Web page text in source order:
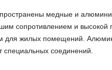
медные и
сопротивлением и высокой
для жилых помещений.
специальных соединений.